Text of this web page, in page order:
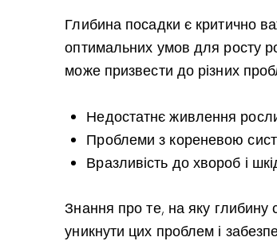
Глибина посадки є критично
оптимальних умов для росту
може призвести до різних
Недостатнє живлення
Проблеми з кореневою
Вразливість до хвороб і
Знання про те, на яку
уникнути цих проблем і